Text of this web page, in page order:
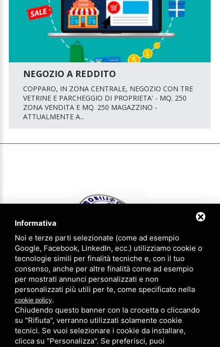
NEGOZIO A REDDITO
COPPARO, IN ZONA CENTRALE, NEGOZIO CON TRE
VETRINE E PARCHEGGIO DI PROPRIETA' - MQ. 250
ZONA VENDITA E MQ. 250 MAGAZZINO -
ATTUALMENTE A...
IMMOBILIOGGI & aziendaoggi Gruppo Agenzie Riunite - P.IVA
01620540383 - CCIAA FE 183305 - Iscrizione num. 1814 ruolo agenti
immobiliari provincia di Ferrara
Privacy Policy
Agenzia di Ferrara
0532/773756
Agenzia di Copparo
0532/863841
Informativa
Noi e terze parti selezionate (come ad esempio
Google, Facebook, LinkedIn, ecc.) utilizziamo cookie o
tecnologie simili per finalità tecniche e, con il tuo
consenso, anche per altre finalità come ad esempio
per mostrati annunci personalizzati e non
personalizzati più utili per te, come specificato nella
cookie policy.
Chiudendo questo banner con la crocetta o cliccando
su "Rifiuta", verranno utilizzati solamente cookie
tecnici. Se vuoi selezionare i cookie da installare,
clicca su "Personalizza". Se preferisci, puoi